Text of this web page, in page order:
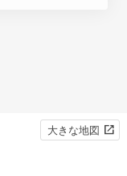
大きな地図